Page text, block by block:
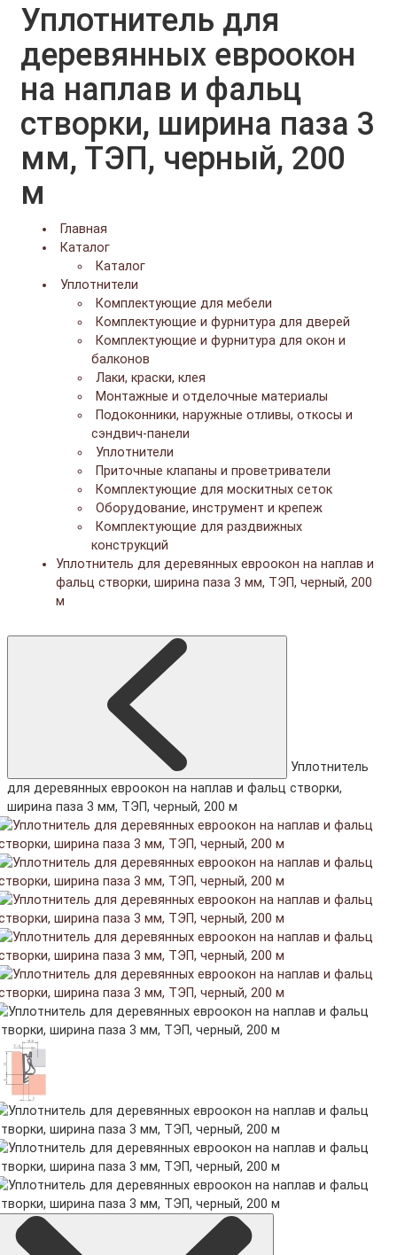
Уплотнитель для
деревянных евроокон
на наплав и фальц
створки, ширина паза 3
мм, ТЭП, черный, 200
м
Главная
Каталог
Каталог
Уплотнители
Комплектующие для мебели
Комплектующие и фурнитура для дверей
Комплектующие и фурнитура для окон и
балконов
Лаки, краски, клея
Монтажные и отделочные материалы
Подоконники, наружные отливы, откосы и
сэндвич-панели
Уплотнители
Приточные клапаны и проветриватели
Комплектующие для москитных сеток
Оборудование, инструмент и крепеж
Комплектующие для раздвижных
конструкций
Уплотнитель для деревянных евроокон на наплав и
фальц створки, ширина паза 3 мм, ТЭП, черный, 200
м
Уплотнитель
для деревянных евроокон на наплав и фальц створки,
ширина паза 3 мм, ТЭП, черный, 200 м